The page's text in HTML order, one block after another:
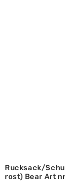
Rucksack/
rost) Bear Art